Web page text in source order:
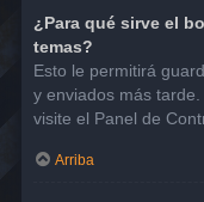
¿Para qué sirve el
temas?
Esto le permitirá
y enviados más
visite el Panel de
Arriba